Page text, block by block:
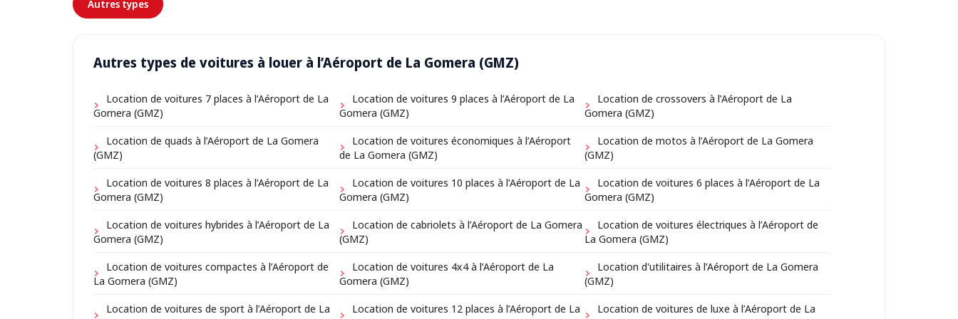
Autres types
Autres types de voitures à louer à l’Aéroport de La Gomera (GMZ)
Location de voitures 7 places à l’Aéroport de La
Gomera (GMZ)
Location de voitures 9 places à l’Aéroport de La
Gomera (GMZ)
Location de crossovers à l’Aéroport de La
Gomera (GMZ)
Location de quads à l’Aéroport de La Gomera
(GMZ)
Location de voitures économiques à l’Aéroport
de La Gomera (GMZ)
Location de motos à l’Aéroport de La Gomera
(GMZ)
Location de voitures 8 places à l’Aéroport de La
Gomera (GMZ)
Location de voitures 10 places à l’Aéroport de La
Gomera (GMZ)
Location de voitures 6 places à l’Aéroport de La
Gomera (GMZ)
Location de voitures hybrides à l’Aéroport de La
Gomera (GMZ)
Location de cabriolets à l’Aéroport de La Gomera
(GMZ)
Location de voitures électriques à l’Aéroport de
La Gomera (GMZ)
Location de voitures compactes à l’Aéroport de
La Gomera (GMZ)
Location de voitures 4x4 à l’Aéroport de La
Gomera (GMZ)
Location d'utilitaires à l’Aéroport de La Gomera
(GMZ)
Location de voitures de sport à l’Aéroport de La
Location de voitures 12 places à l’Aéroport de La
Location de voitures de luxe à l’Aéroport de La